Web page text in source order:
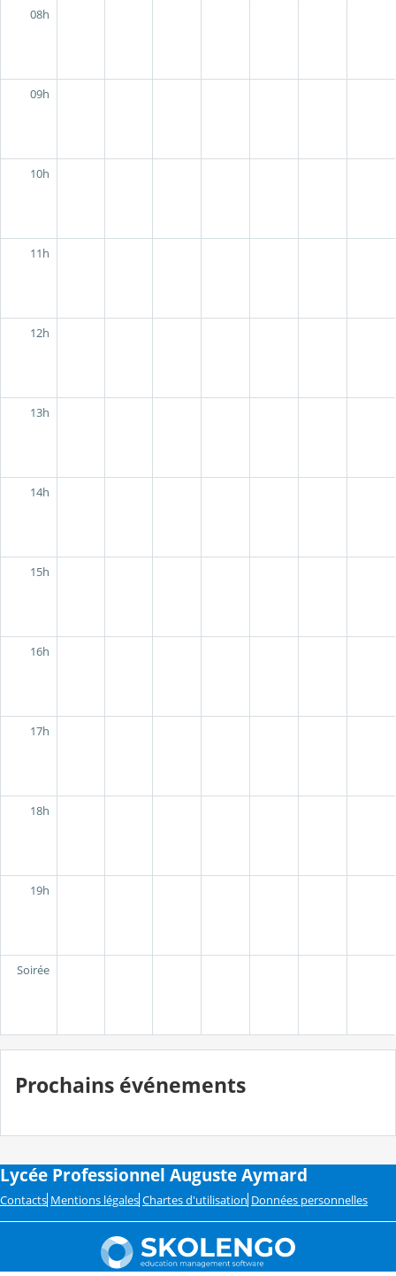
08h
09h
10h
11h
12h
13h
14h
15h
16h
17h
18h
19h
Soirée
Prochains événements
Lycée Professionnel Auguste Aymard
Contacts Mentions légales Chartes d'utilisation Données personnelles